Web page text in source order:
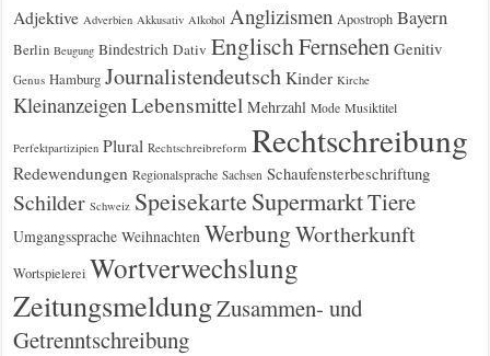
Adjektive Adverbien Akkusativ Alkohol Anglizismen Apostroph Bayern
Berlin Beugung Bindestrich Dativ EnglischFernsehen Genitiv
Genus Hamburg Journalistendeutsch Kinder Kirche
Kleinanzeigen Lebensmittel Mehrzahl Mode Musiktitel
Perfektpartizipien Plural Rechtschreibreform Rechtschreibung
Redewendungen Regionalsprache Sachsen Schaufensterbeschriftung
Schilder Schweiz Speisekarte SupermarktTiere
Umgangssprache Weihnachten WerbungWortherkunft
Wortspielerei Wortverwechslung
ZeitungsmeldungZusammen- und
Getrenntschreibung